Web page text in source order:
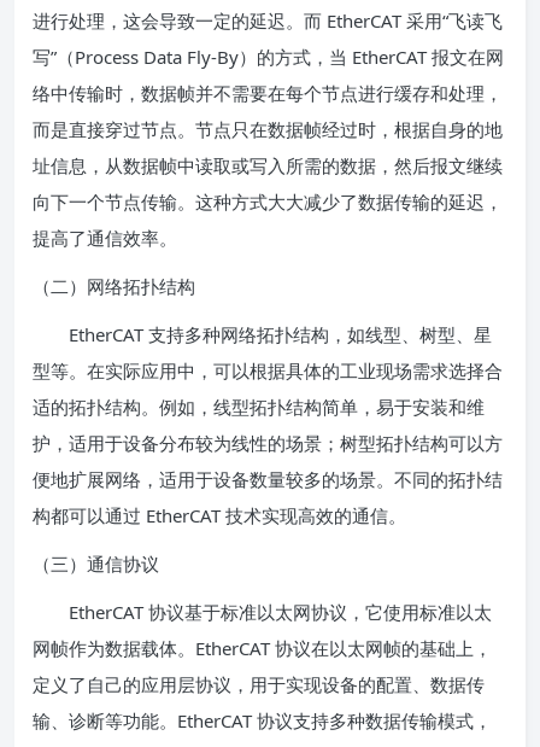
进行处理，这会导致一定的延迟。而 EtherCAT 采用“飞读飞
写”（Process Data Fly-By）的方式，当 EtherCAT 报文在网
络中传输时，数据帧并不需要在每个节点进行缓存和处理，
而是直接穿过节点。节点只在数据帧经过时，根据自身的地
址信息，从数据帧中读取或写入所需的数据，然后报文继续
向下一个节点传输。这种方式大大减少了数据传输的延迟，
提高了通信效率。
（二）网络拓扑结构
EtherCAT 支持多种网络拓扑结构，如线型、树型、星
型等。在实际应用中，可以根据具体的工业现场需求选择合
适的拓扑结构。例如，线型拓扑结构简单，易于安装和维
护，适用于设备分布较为线性的场景；树型拓扑结构可以方
便地扩展网络，适用于设备数量较多的场景。不同的拓扑结
构都可以通过 EtherCAT 技术实现高效的通信。
（三）通信协议
EtherCAT 协议基于标准以太网协议，它使用标准以太
网帧作为数据载体。EtherCAT 协议在以太网帧的基础上，
定义了自己的应用层协议，用于实现设备的配置、数据传
输、诊断等功能。EtherCAT 协议支持多种数据传输模式，